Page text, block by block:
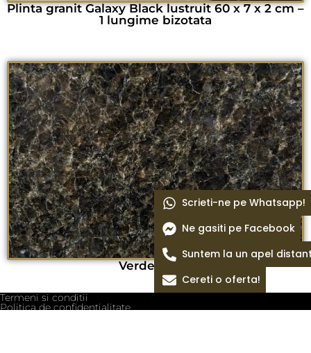
Plinta granit Galaxy Black lustruit 60 x 7 x 2 cm –
1 lungime bizotata
Verde bahia
Termeni si conditii
Politica de confidentialitate
Scrieti-ne pe Whatsapp!
Ne gasiti pe Facebook
Suntem la un apel
Cereti o oferta!